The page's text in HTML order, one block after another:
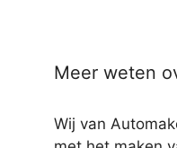
Meer weten
Wij van